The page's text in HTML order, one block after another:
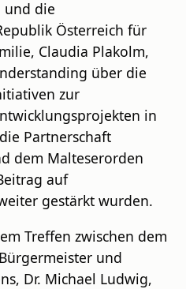
und die
Österreich für
Claudia Plakolm,
über die
zur
in
Partnerschaft
dem Malteserorden
auf
gestärkt wurden.
Treffen zwischen dem
und
Dr. Michael Ludwig,